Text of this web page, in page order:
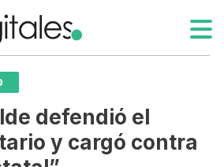
defendió el
y cargó contra